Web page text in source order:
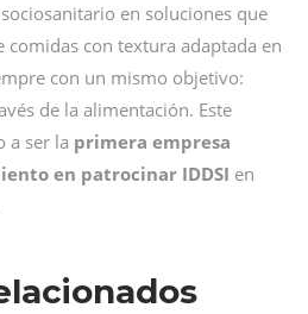
en soluciones que
con textura adaptada en
con un mismo objetivo:
de la alimentación. Este
a ser la primera empresa
en patrocinar IDDSI en